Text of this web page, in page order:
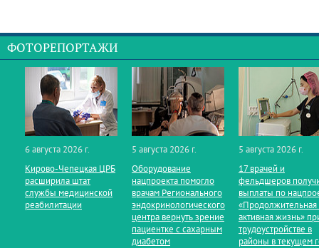
ФОТОРЕПОРТАЖИ
6 августа 2026 г.
Кирово‑Чепецкая ЦРБ
расширила штат
службы медицинской
реабилитации
5 августа 2026 г.
Оборудование
нацпроекта помогло
врачам Регионального
эндокринологического
центра вернуть зрение
пациентке с сахарным
диабетом
5 августа 2026 г.
17 врачей и
фельдшеров
выплаты по
«Продолжительная
активная жизнь»
трудоустройстве в
районы в текущем